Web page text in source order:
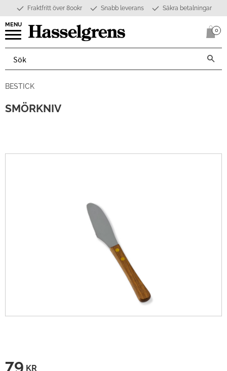
Meny
Fraktfritt över 800kr Snabb leverans Säkra betalningar
0
BESTICK
SMÖRKNIV
79 KR